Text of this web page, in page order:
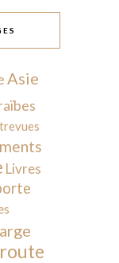
Asie
Livres